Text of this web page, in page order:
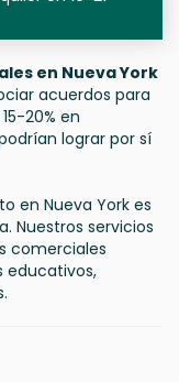
en Nueva York
acuerdos para
20% en
lograr por sí
en Nueva York es
Nuestros servicios
comerciales
educativos,